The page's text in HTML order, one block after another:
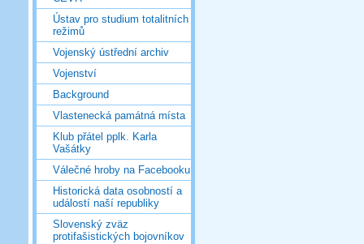
Ústav pro studium totalitních
režimů
Vojenský ústřední archiv
Vojenství
Background
Vlastenecká památná místa
Klub přátel pplk. Karla
Vašátky
Válečné hroby na Facebooku
Historická data osobností a
událostí naší republiky
Slovenský zväz
protifašistických bojovníkov